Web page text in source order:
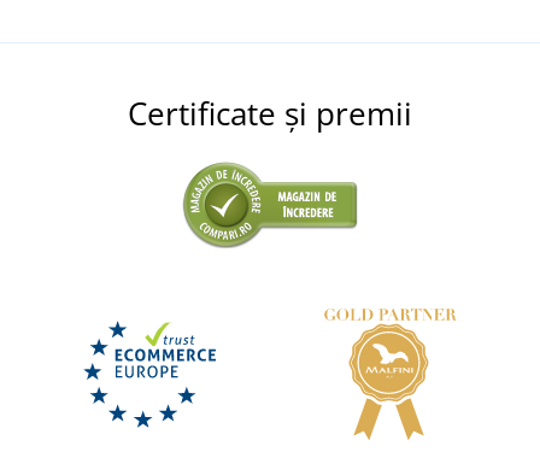
Vestă softshell pentru bărbați TOPEKA
Certificate și premii